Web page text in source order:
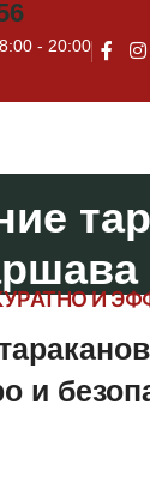
- 20:00
И
и